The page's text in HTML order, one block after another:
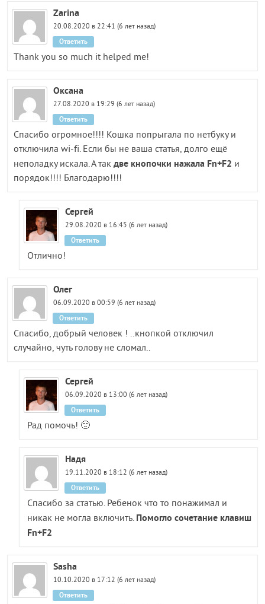
Zarina
20.08.2020 в 22:41 (6 лет назад)
Thank you so much it helped me!
Ответить
Оксана
27.08.2020 в 19:29 (6 лет назад)
Спасибо огромное!!!! Кошка попрыгала по нетбуку и
отключила wi-fi. Если бы не ваша статья, долго ещё
неполадку искала. А так две кнопочки нажала Fn+F2 и
порядок!!!! Благодарю!!!!
Ответить
Сергей
29.08.2020 в 16:45 (6 лет назад)
Отлично!
Ответить
Олег
06.09.2020 в 00:59 (6 лет назад)
Спасибо, добрый человек ! ..кнопкой отключил
случайно, чуть голову не сломал..
Ответить
Сергей
06.09.2020 в 13:00 (6 лет назад)
Рад помочь! 🙂
Ответить
Надя
19.11.2020 в 18:12 (6 лет назад)
Спасибо за статью. Ребенок что то понажимал и
никак не могла включить. Помогло сочетание клавиш
Fn+F2
Ответить
Sasha
10.10.2020 в 17:12 (6 лет назад)
Ответить